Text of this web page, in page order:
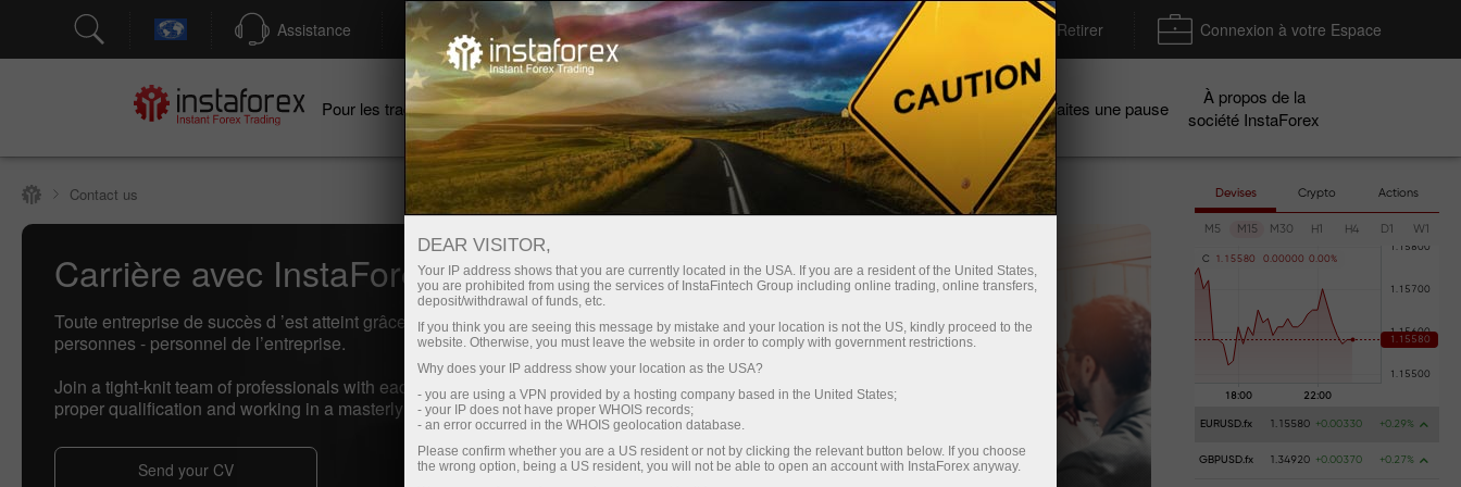
Assistance Ouverture rapide de compte Plateforme de trading Déposer / Retirer Connexion à votre Espace
Pour les traders
Pour les traders
débutants
Pour les
investisseurs
Pour les
partenaires
Campagnes Faites une pause
À propos de la
société InstaForex
Contact us
Carrière avec InstaForex
Toute entreprise de succès d ’est atteint grâce à de vraies
personnes - personnel de l’entreprise.
Join a tight-knit team of professionals with each of them having
proper qualification and working in a masterly manner.
Send your CV
Devises Crypto Actions
M5 M15 M30 H1 H4 D1 W1
C 1 . 1 5580 0 .00000 0 .00%
EURUSD.fx 1.15580 +0.00330 +0.29%
GBPUSD.fx 1.34920 +0.00370 +0.27%
DEAR VISITOR,
Your IP address shows that you are currently located in the USA. If you are a resident of the United States,
you are prohibited from using the services of InstaFintech Group including online trading, online transfers,
deposit/withdrawal of funds, etc.
If you think you are seeing this message by mistake and your location is not the US, kindly proceed to the
website. Otherwise, you must leave the website in order to comply with government restrictions.
Why does your IP address show your location as the USA?
- you are using a VPN provided by a hosting company based in the United States;
- your IP does not have proper WHOIS records;
- an error occurred in the WHOIS geolocation database.
Please confirm whether you are a US resident or not by clicking the relevant button below. If you choose
the wrong option, being a US resident, you will not be able to open an account with InstaForex anyway.